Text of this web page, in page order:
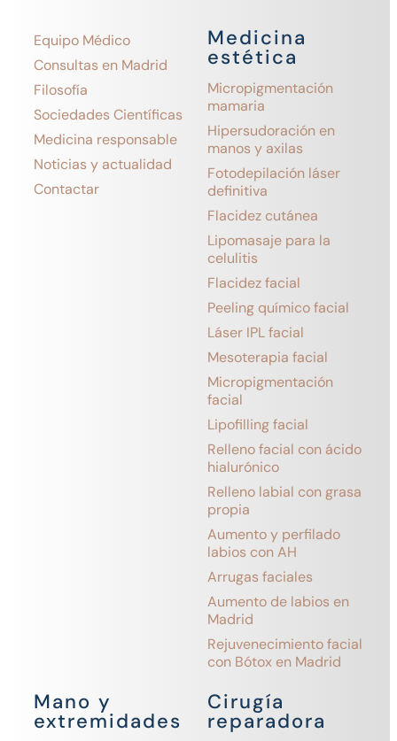
Equipo Médico
Consultas en Madrid
Filosofía
Sociedades Científicas
Medicina responsable
Noticias y actualidad
Contactar
Medicina
estética
Micropigmentación
mamaria
Hipersudoración en
manos y axilas
Fotodepilación láser
definitiva
Flacidez cutánea
Lipomasaje para la
celulitis
Flacidez facial
Peeling químico facial
Láser IPL facial
Mesoterapia facial
Micropigmentación
facial
Lipofilling facial
Relleno facial con ácido
hialurónico
Relleno labial con grasa
propia
Aumento y perfilado
labios con AH
Arrugas faciales
Aumento de labios en
Madrid
Rejuvenecimiento facial
con Bótox en Madrid
Mano y
extremidades
Cirugía
reparadora